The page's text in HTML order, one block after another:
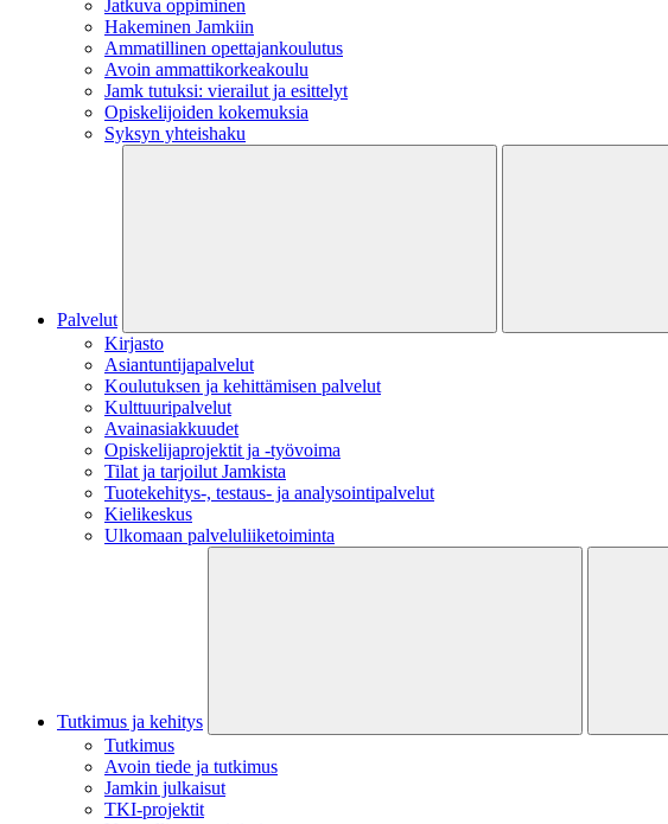
Jatkuva oppiminen
Hakeminen Jamkiin
Ammatillinen opettajankoulutus
Avoin ammattikorkeakoulu
Jamk tutuksi: vierailut ja esittelyt
Opiskelijoiden kokemuksia
Syksyn yhteishaku
Palvelut
Kirjasto
Asiantuntijapalvelut
Koulutuksen ja kehittämisen palvelut
Kulttuuripalvelut
Avainasiakkuudet
Opiskelijaprojektit​ ja -työvoima
Tilat ja tarjoilut Jamkista
Tuotekehitys-, testaus- ja analysointipalvelut
Kielikeskus
Ulkomaan palveluliiketoiminta
Tutkimus ja kehitys
Tutkimus
Avoin tiede ja tutkimus
Jamkin julkaisut
TKI-projektit